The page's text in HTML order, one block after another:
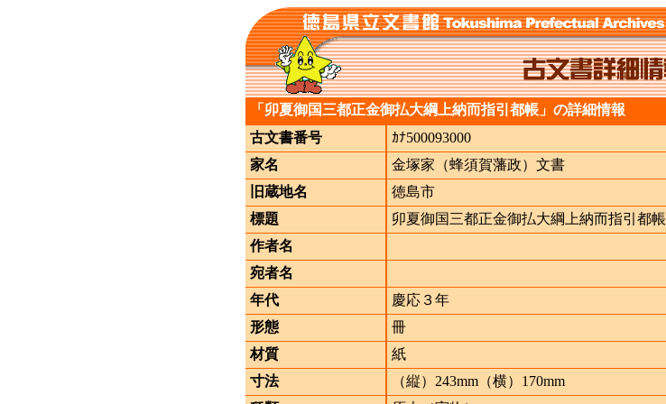
「卯夏御国三都正金御払大綱上納而指引都帳」の詳細情報
古文書番号
ｶﾅ500093000
家名
金塚家（蜂須賀藩政）文書
旧蔵地名
徳島市
標題
卯夏御国三都正金御払大綱上納而指引都帳
作者名
宛者名
年代
慶応３年
形態
冊
材質
紙
寸法
（縦）243mm（横）170mm